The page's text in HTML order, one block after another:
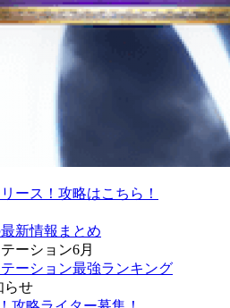
ース！攻略はこちら！
新情報まとめ
ーション6月
ーション最強ランキング
らせ